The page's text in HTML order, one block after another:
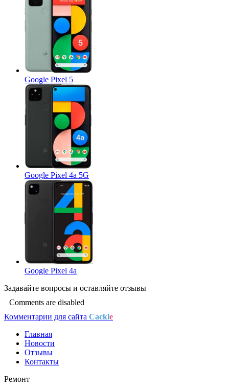
Google Pixel 5
Google Pixel 4a 5G
Google Pixel 4a
Задавайте вопросы и оставляйте отзывы
Comments are disabled
Комментарии для сайта Cackle
Главная
Новости
Отзывы
Контакты
Ремонт